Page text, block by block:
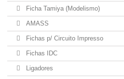
Ficha Tamiya (Modelismo)
AMASS
Fichas p/ Circuito Impresso
Fichas IDC
Ligadores